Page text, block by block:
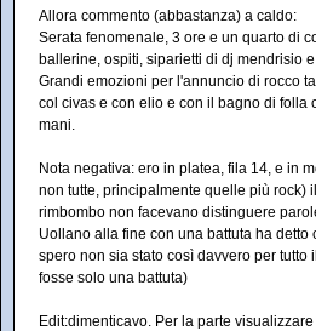
Allora commento (abbastanza) a caldo:
Serata fenomenale, 3 ore e un quarto di
ballerine, ospiti, siparietti di dj mendrisio
Grandi emozioni per l'annuncio di rocco
col civas e con elio e con il bagno di folla
mani.
Nota negativa: ero in platea, fila 14, e in
non tutte, principalmente quelle più rock)
rimbombo non facevano distinguere
Uollano alla fine con una battuta ha detto
spero non sia stato così davvero per tutto
fosse solo una battuta)
Edit:dimenticavo. Per la parte